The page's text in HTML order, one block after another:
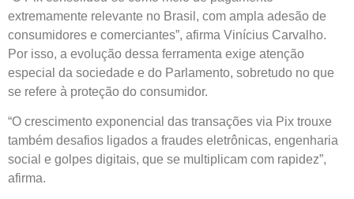
extremamente relevante no Brasil, com ampla adesão de
consumidores e comerciantes”, afirma Vinícius Carvalho.
Por isso, a evolução dessa ferramenta exige atenção
especial da sociedade e do Parlamento, sobretudo no que
se refere à proteção do consumidor.
“O crescimento exponencial das transações via Pix trouxe
também desafios ligados a fraudes eletrônicas, engenharia
social e golpes digitais, que se multiplicam com rapidez”,
afirma.